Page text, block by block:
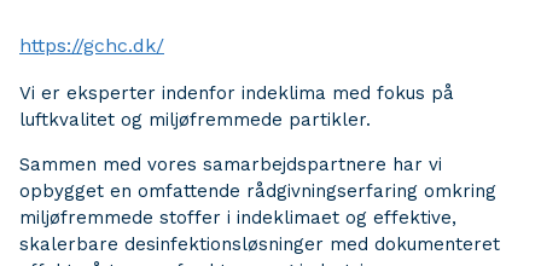
https://gchc.dk/
Vi er eksperter indenfor indeklima med fokus på
luftkvalitet og miljøfremmede partikler.
Sammen med vores samarbejdspartnere har vi
opbygget en omfattende rådgivningserfaring omkring
miljøfremmede stoffer i indeklimaet og effektive,
skalerbare desinfektionsløsninger med dokumenteret